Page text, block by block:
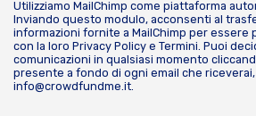
Utilizziamo MailChimp come piattaforma
Inviando questo modulo, acconsenti al
informazioni fornite a MailChimp per essere
con la loro Privacy Policy e Termini. Puoi
comunicazioni in qualsiasi momento
presente a fondo di ogni email che
info@crowdfundme.it.